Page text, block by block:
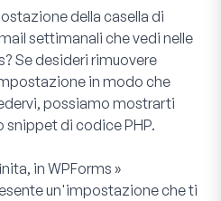
della casella di
settimanali che vedi nelle
Se desideri rimuovere
in modo che
possiamo mostrarti
di codice PHP.
in WPForms »
un'impostazione che ti